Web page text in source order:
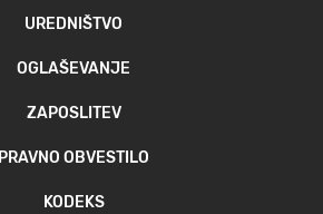
UREDNIŠTVO
OGLAŠEVANJE
ZAPOSLITEV
PRAVNO OBVESTILO
KODEKS